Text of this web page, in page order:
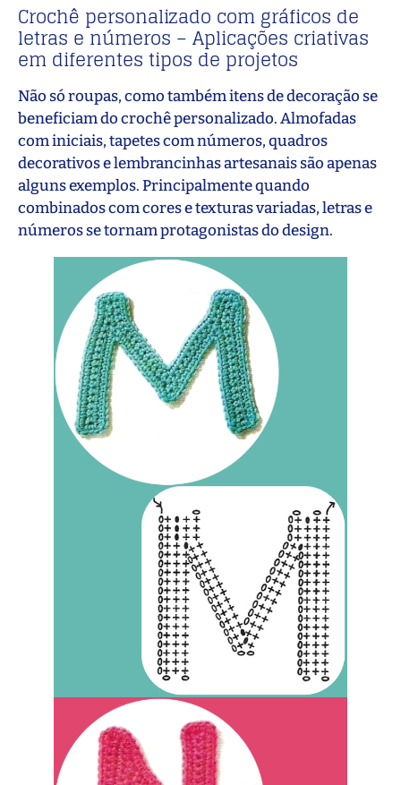
Crochê personalizado com gráficos de
letras e números – Aplicações criativas
em diferentes tipos de projetos
Não só roupas, como também itens de decoração se
beneficiam do crochê personalizado. Almofadas
com iniciais, tapetes com números, quadros
decorativos e lembrancinhas artesanais são apenas
alguns exemplos. Principalmente quando
combinados com cores e texturas variadas, letras e
números se tornam protagonistas do design.